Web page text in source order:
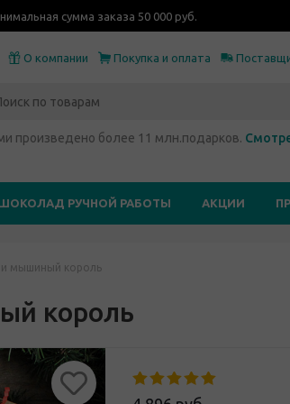
сумма заказа 50 000 руб.
О компании Покупка и оплата
произведено более 11 млн.подарков.
РУЧНОЙ РАБОТЫ АКЦИИ
и мышиный король
король